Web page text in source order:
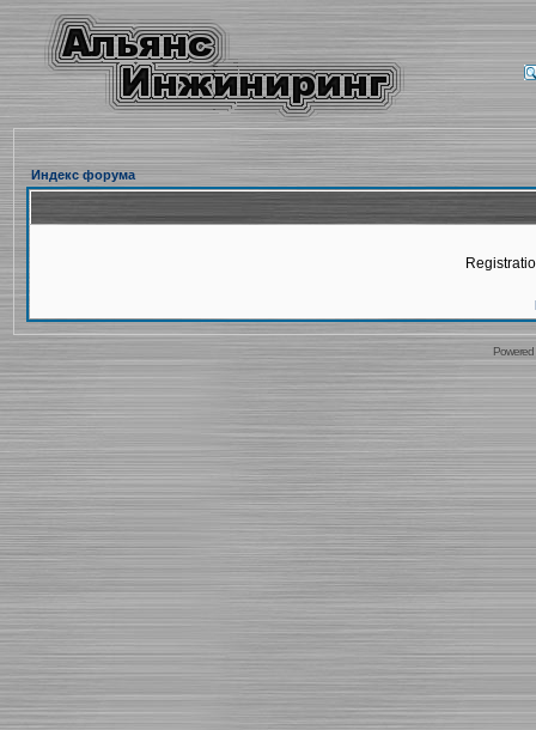
Индекс форума